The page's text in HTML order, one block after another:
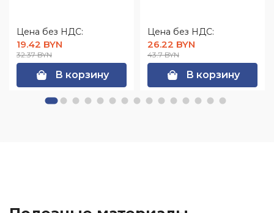
Цена без НДС:
19.42 BYN
32.37 BYN
В корзину
Цена без НДС:
26.22 BYN
43.7 BYN
В корзину